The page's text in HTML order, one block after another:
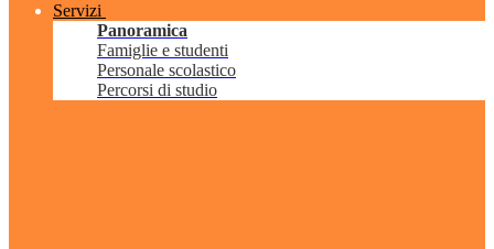
Servizi
Panoramica
Famiglie e studenti
Personale scolastico
Percorsi di studio